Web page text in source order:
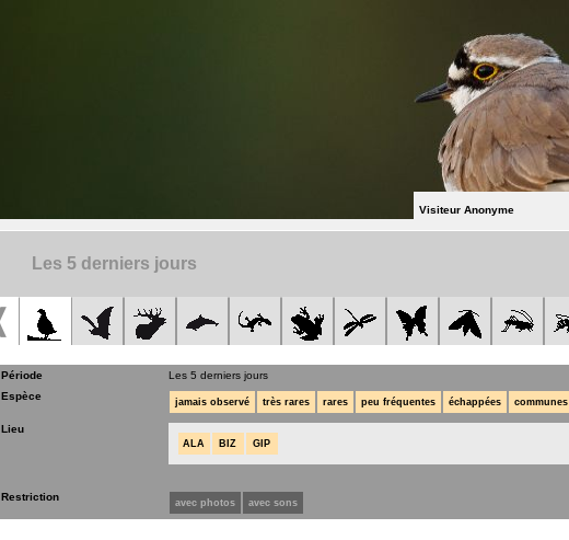
Visiteur Anonyme
Les 5 derniers jours
Période
Les 5 derniers jours
Espèce
jamais observé très rares rares peu fréquentes échappées communes
Lieu
ALA BIZ GIP
Restriction avec photos avec sons